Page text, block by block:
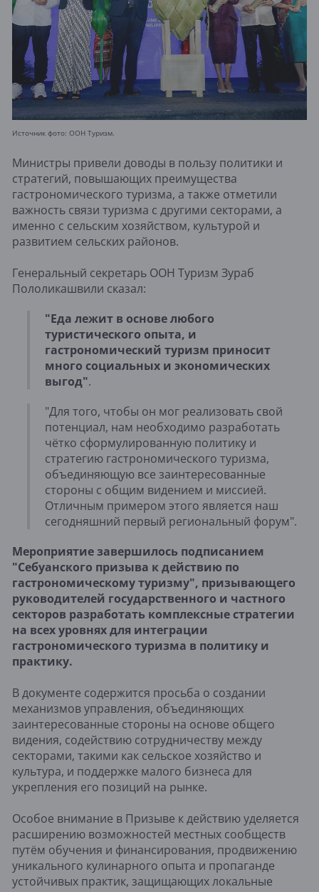
Источник фото: ООН Туризм.
Министры привели доводы в пользу политики и
стратегий, повышающих преимущества
гастрономического туризма, а также отметили
важность связи туризма с другими секторами, а
именно с сельским хозяйством, культурой и
развитием сельских районов.
Генеральный секретарь ООН Туризм Зураб
Пололикашвили сказал:
"Еда лежит в основе любого
туристического опыта, и
гастрономический туризм приносит
много социальных и экономических
выгод".
"Для того, чтобы он мог реализовать свой
потенциал, нам необходимо разработать
чётко сформулированную политику и
стратегию гастрономического туризма,
объединяющую все заинтересованные
стороны с общим видением и миссией.
Отличным примером этого является наш
сегодняшний первый региональный форум".
Мероприятие завершилось подписанием
"Себуанского призыва к действию по
гастрономическому туризму", призывающего
руководителей государственного и частного
секторов разработать комплексные стратегии
на всех уровнях для интеграции
гастрономического туризма в политику и
практику.
В документе содержится просьба о создании
механизмов управления, объединяющих
заинтересованные стороны на основе общего
видения, содействию сотрудничеству между
секторами, такими как сельское хозяйство и
культура, и поддержке малого бизнеса для
укрепления его позиций на рынке.
Особое внимание в Призыве к действию уделяется
расширению возможностей местных сообществ
путём обучения и финансирования, продвижению
уникального кулинарного опыта и пропаганде
устойчивых практик, защищающих локальные